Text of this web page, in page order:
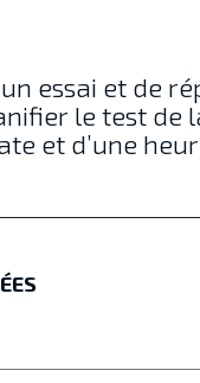
essai et de
le test de
et d’une